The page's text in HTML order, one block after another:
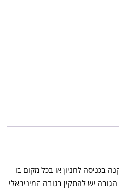
בכניסה לחניון או בכל מקום בו
יש להתקין בגובה המינימאלי